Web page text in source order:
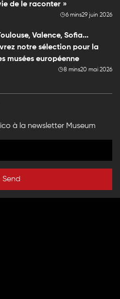
de le raconter »
6 mins29 juin 2026
Valence, Sofia...
notre sélection pour la
musées européenne
8 mins20 mai 2026
à la newsletter Museum
Send